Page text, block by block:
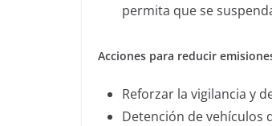
permita que se
Acciones para reducir
Reforzar la vigilancia y
Detención de vehículos